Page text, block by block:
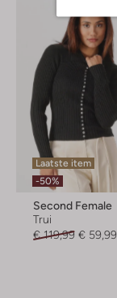
Laatste item
-50%
Second Female
Trui
€ 119,99 € 59,99